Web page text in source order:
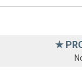
★